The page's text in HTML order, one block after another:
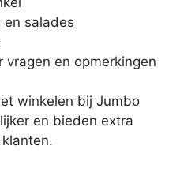
en salades
vragen en opmerkingen
winkelen bij Jumbo
en bieden extra